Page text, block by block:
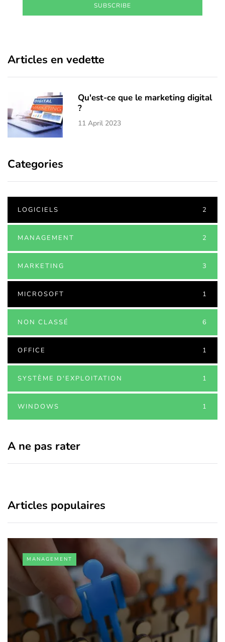
SUBSCRIBE
Articles en vedette
Qu'est-ce que le marketing digital
?
11 April 2023
Categories
LOGICIELS 2
MANAGEMENT 2
MARKETING 3
MICROSOFT 1
NON CLASSÉ 6
OFFICE 1
SYSTÈME D'EXPLOITATION 1
WINDOWS 1
A ne pas rater
Articles populaires
MANAGEMENT